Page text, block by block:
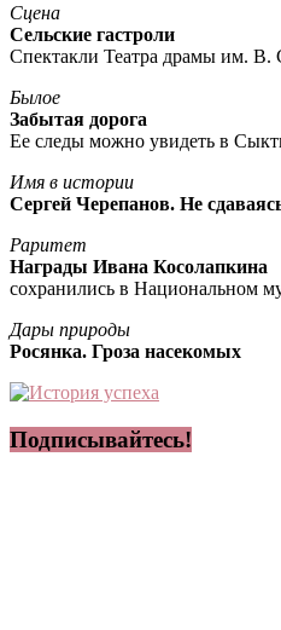
Сцена
Сельские гастроли
Спектакли Театра драмы им. В.
Былое
Забытая дорога
Ее следы можно увидеть в
Имя в истории
Сергей Черепанов. Не
Раритет
Награды Ивана Косолапкина
сохранились в Национальном
Дары природы
Росянка. Гроза насекомых
Подписывайтесь!